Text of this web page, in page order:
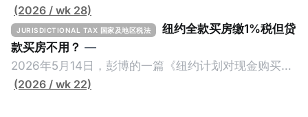
(2026 / wk 28)
JURISDICTIONAL TAX 国家及地区税法
纽约全款买房缴1%税但贷
款买房不用？ —
2026年5月14日，彭博的一篇《纽约计划对现金购买的
100万美元以上房产征税》（New York Plans Tax on
(2026 / wk 22)